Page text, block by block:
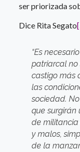
ser priorizada
Dice Rita Segato
“Es
patriarcal no
castigo más
las
sociedad.
que surgirán
de militancia
y malos,
de la